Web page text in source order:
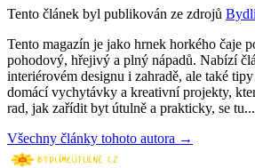
Tento článek byl publikován ze zdrojů
Tento magazín je jako hrnek horkého čaje
pohodový, hřejivý a plný nápadů. Nabízí
interiérovém designu i zahradě, ale také
domácí vychytávky a kreativní projekty,
rad, jak zařídit byt útulně a prakticky, se tu...
Všechny články tohoto autora →